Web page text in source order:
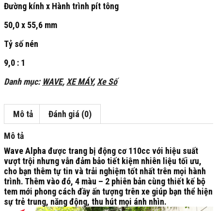
Đường kính x Hành trình pít tông
50,0 x 55,6 mm
Tỷ số nén
9,0 : 1
Danh mục: WAVE, XE MÁY,Xe Số
Mô tả Đánh giá (0)
Mô tả
Wave Alpha được trang bị động cơ 110cc với hiệu suất
vượt trội nhưng vẫn đảm bảo tiết kiệm nhiên liệu tối ưu,
cho bạn thêm tự tin và trải nghiệm tốt nhất trên mọi hành
trình. Thêm vào đó, 4 màu – 2 phiên bản cùng thiết kế bộ
tem mới phong cách đầy ấn tượng trên xe giúp bạn thể hiện
sự trẻ trung, năng động, thu hút mọi ánh nhìn.